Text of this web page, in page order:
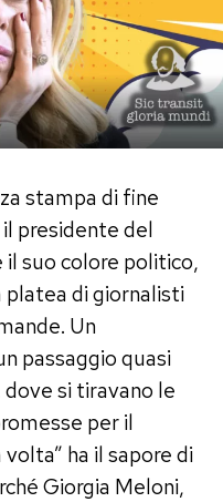
stampa di fine
presidente del
suo colore politico,
platea di giornalisti
Un
passaggio quasi
si tiravano le
per il
ha il sapore di
Giorgia Meloni,